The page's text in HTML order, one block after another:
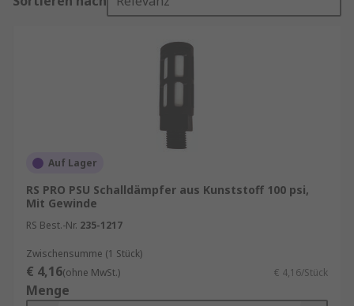
kann so stark sein, dass sie ein Geräusch
erzeugt, das laut genug ist, um Umwelt oder
Abluft während des Betriebs auch
Verschmutzungen enthalten. Ein Schalldämpfer
ist eine kostengünstige Lösung zur
Geräuschreduzierung und zum Entfernen
unerwünschter Verschmutzungen aus
Funktionen von pneumatischer
Auf Lager
RS PRO PSU Schalldämpfer aus Kunststoff 100 psi,
Mit Gewinde
RS Best.-Nr. 235-1217
Zwischensumme (1 Stück)
€ 4,16(ohne MwSt.) € 4,16/Stück
Menge